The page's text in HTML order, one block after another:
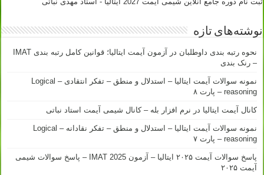
نوشته‌های تازه
نحوه رتبه بندی داوطلبان در آزمون آیمت ایتالیا؛ قوانین کامل رتبه بندی IMAT
– رنک بندی
نمونه سوالات آیمت ایتالیا – استدلال و منطق – تفکر انتقادی – Logical
reasoning – پارت ۸
کانال آیمت ایتالیا در نرم افزار بله – کانال شیمی آیمت استاد نباتی
نمونه سوالات آیمت ایتالیا – استدلال و منطق – تفکر نقادانه – Logical
reasoning – پارت ۷
پاسخ سوالات آیمت ۲۰۲۵ ایتالیا – آزمون IMAT 2025 – پاسخ سوالات شیمی
آیمت ۲۰۲۵